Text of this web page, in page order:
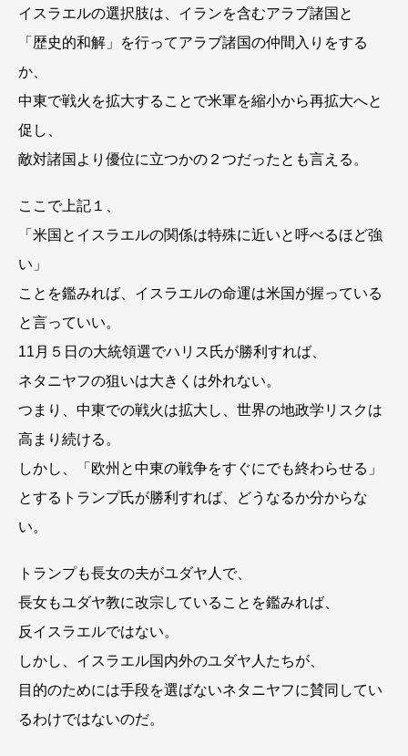
イスラエルの選択肢は、イランを含むアラブ諸国と
「歴史的和解」を行ってアラブ諸国の仲間入りをする
か、
中東で戦火を拡大することで米軍を縮小から再拡大へと
促し、
敵対諸国より優位に立つかの２つだったとも言える。
ここで上記１、
「米国とイスラエルの関係は特殊に近いと呼べるほど強
い」
ことを鑑みれば、イスラエルの命運は米国が握っている
と言っていい。
11月５日の大統領選でハリス氏が勝利すれば、
ネタニヤフの狙いは大きくは外れない。
つまり、中東での戦火は拡大し、世界の地政学リスクは
高まり続ける。
しかし、「欧州と中東の戦争をすぐにでも終わらせる」
とするトランプ氏が勝利すれば、どうなるか分からな
い。
トランプも長女の夫がユダヤ人で、
長女もユダヤ教に改宗していることを鑑みれば、
反イスラエルではない。
しかし、イスラエル国内外のユダヤ人たちが、
目的のためには手段を選ばないネタニヤフに賛同してい
るわけではないのだ。